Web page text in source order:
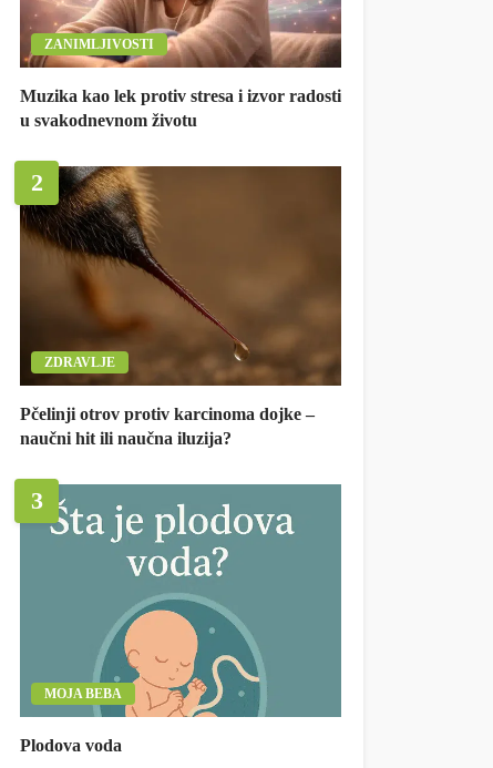
ZANIMLJIVOSTI
Muzika kao lek protiv stresa i izvor radosti
u svakodnevnom životu
2
ZDRAVLJE
Pčelinji otrov protiv karcinoma dojke –
naučni hit ili naučna iluzija?
3
MOJA BEBA
Plodova voda